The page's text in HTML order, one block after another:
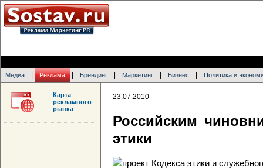
Медиа Реклама Брендинг Маркетинг Бизнес Политика и
23.07.2010
Российским
этики
Карта
рекламного
рынка